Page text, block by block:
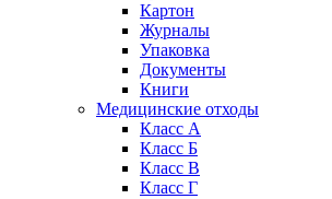
Картон
Журналы
Упаковка
Документы
Книги
Медицинские отходы
Класс А
Класс Б
Класс В
Класс Г